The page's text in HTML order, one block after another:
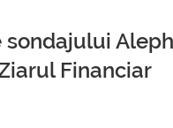
Financiar